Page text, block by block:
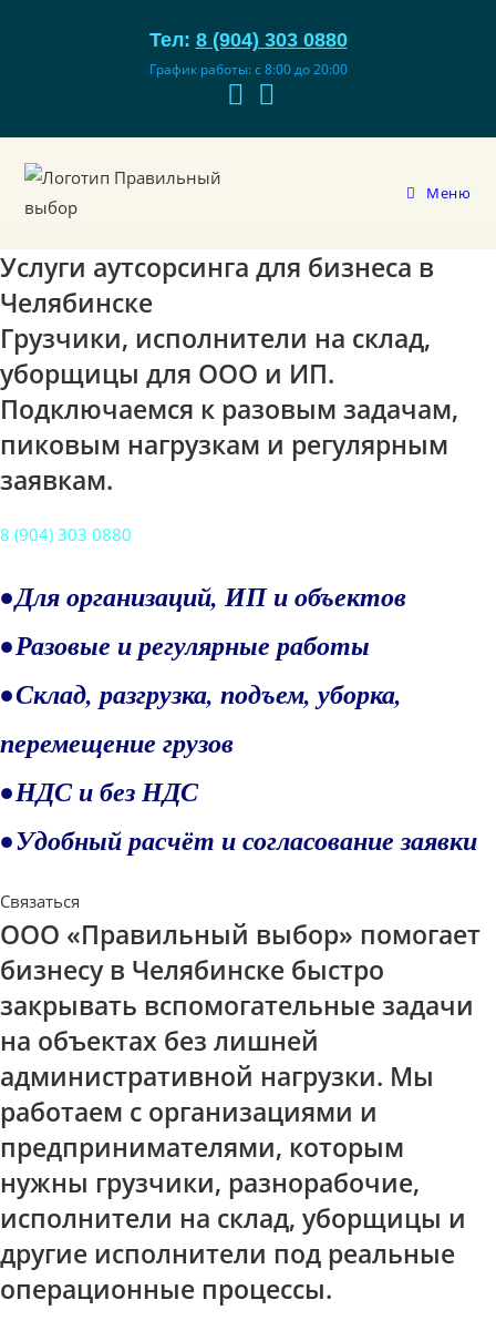
Тел: 8 (904) 303 0880
График работы: с 8:00 до 20:00
Меню
Услуги аутсорсинга для бизнеса в
Челябинске
Грузчики, исполнители на склад,
уборщицы для ООО и ИП.
Подключаемся к разовым задачам,
пиковым нагрузкам и регулярным
заявкам.
8 (904) 303 0880
• Для организаций, ИП и объектов
• Разовые и регулярные работы
• Склад, разгрузка, подъем, уборка,
перемещение грузов
• НДС и без НДС
• Удобный расчёт и согласование заявки
Связаться
ООО «Правильный выбор» помогает
бизнесу в Челябинске быстро
закрывать вспомогательные задачи
на объектах без лишней
административной нагрузки. Мы
работаем с организациями и
предпринимателями, которым
нужны грузчики, разнорабочие,
исполнители на склад, уборщицы и
другие исполнители под реальные
операционные процессы.